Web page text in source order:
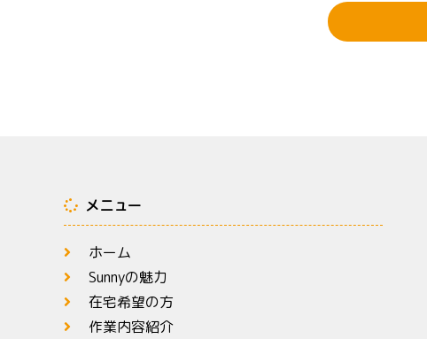
メニュー
ホーム
Sunnyの魅力
在宅希望の方
作業内容紹介